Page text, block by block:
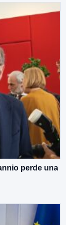
perde una